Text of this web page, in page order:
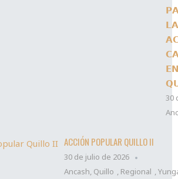
𝗟𝗔
30
ACCIÓN POPULAR QUILLO II
30 de julio de 2026
Ancash, Quillo , Regional ,